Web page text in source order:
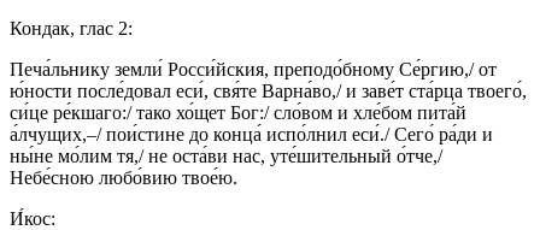
Кондак, глас 2:
Печа́льнику земли́ Росси́йския, преподо́бному Се́ргию,/ от
ю́ности после́довал еси́, свя́те Варна́во,/ и заве́т ста́рца твоего́,
си́це ре́кшаго:/ тако хо́щет Бог:/ сло́вом и хле́бом пита́й
а́лчущих,–/ пои́стине до конца́ испо́лнил еси́./ Сего́ ра́ди и
ны́не мо́лим тя,/ не оста́ви нас, уте́шительный о́тче,/
Небе́сною любо́вию твое́ю.
И́кос: